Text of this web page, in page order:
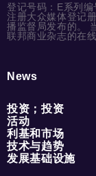
登记号码：E系列
注册大众媒体登记
播监督局发布的。
联邦商业杂志的在线
News
投资；投资
活动
利基和市场
技术与趋势
发展基础设施